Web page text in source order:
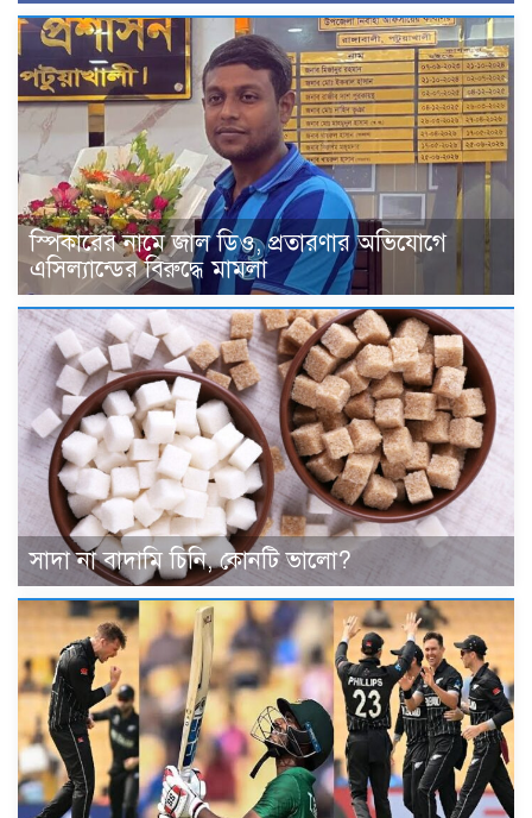
স্পিকারের নামে জাল ডিও, প্রতারণার অভিযোগে
এসিল্যান্ডের বিরুদ্ধে মামলা
সাদা না বাদামি চিনি, কোনটি ভালো?